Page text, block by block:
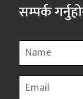
सम्पर्क
Name
Email